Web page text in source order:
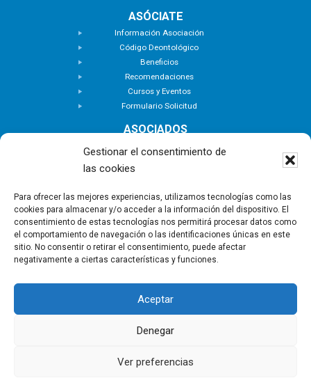
Gestionar el consentimiento de
las cookies
Para ofrecer las mejores experiencias, utilizamos tecnologías como las
cookies para almacenar y/o acceder a la información del dispositivo. El
consentimiento de estas tecnologías nos permitirá procesar datos como
el comportamiento de navegación o las identificaciones únicas en este
sitio. No consentir o retirar el consentimiento, puede afectar
negativamente a ciertas características y funciones.
Aceptar
Denegar
Ver preferencias
ASÓCIATE
Información Asociación
Código Deontológico
Beneficios
Recomendaciones
Cursos y Eventos
Formulario Solicitud
ASOCIADOS
Buscar Asociados
Zona Privada
ACTUALIDAD
Notas de Prensa
Noticias
Nuevas Incorporaciones
CONTACTO
Copyright © - Asociación Canaria de Empresas de
Política de privacidad
Política de Cookies